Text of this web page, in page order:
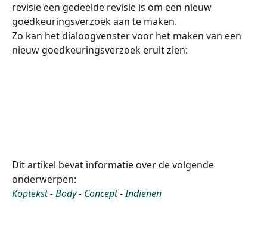
revisie een gedeelde revisie is om een nieuw
goedkeuringsverzoek aan te maken.
Zo kan het dialoogvenster voor het maken van een
nieuw goedkeuringsverzoek eruit zien:
Dit artikel bevat informatie over de volgende
onderwerpen:
Koptekst - Body - Concept - Indienen